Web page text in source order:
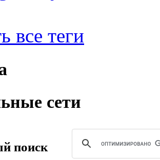
все теги
сети
поиск